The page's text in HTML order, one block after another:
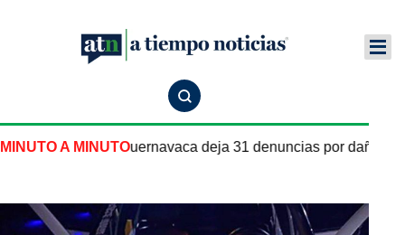
MINUTO A MINUTO
de gas en Cuernavaca deja 31 denuncias por daños y